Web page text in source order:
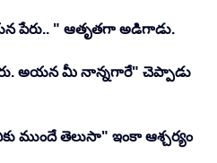
పేరు.. " ఆతృతగా అడిగాడు.
అయన మీ నాన్నగారే" చెప్పాడు
ముందే తెలుసా" ఇంకా ఆశ్చర్యం